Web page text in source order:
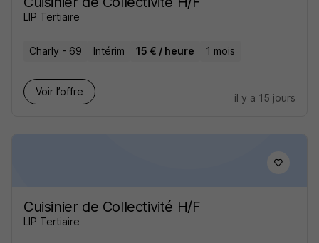
LIP Tertiaire
Charly - 69 Intérim 15 € / heure 1 mois
Voir l’offre
il y a 15 jours
Cuisinier de Collectivité H/F
LIP Tertiaire